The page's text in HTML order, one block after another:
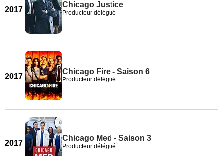
2017
Chicago Justice
Producteur délégué
2017
Chicago Fire - Saison 6
Producteur délégué
2017
Chicago Med - Saison 3
Producteur délégué